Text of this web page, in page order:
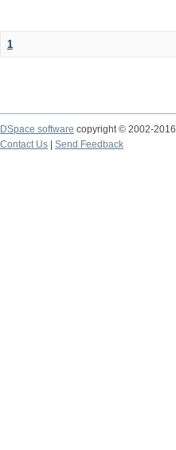
1
DSpace software copyright © 2002-2016
Contact Us
Send Feedback